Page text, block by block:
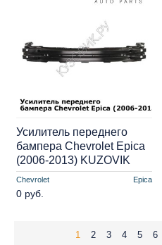
Chevrolet Epica
Усилитель переднего
бампера Chevrolet Epica
(2006-2013) KUZOVIK
0 руб.
1 2 3 4 5 6